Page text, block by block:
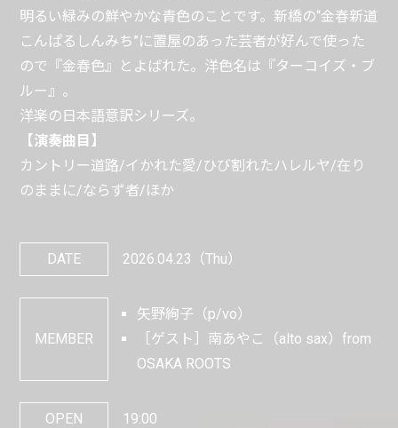
明るい緑みの鮮やかな青色のことです。新橋の“金春新道
こんぱるしんみち”に置屋のあった芸者が好んで使った
ので『金春色』とよばれた。洋色名は『ターコイズ・ブ
ルー』。
洋楽の日本語意訳シリーズ。
【演奏曲目】
カントリー道路/イかれた愛/ひび割れたハレルヤ/在り
のままに/ならず者/ほか
DATE 2026.04.23 （Thu）
MEMBER
矢野絢子（p/vo）
［ゲスト］南あやこ（alto sax）from
OSAKA ROOTS
OPEN 19:00